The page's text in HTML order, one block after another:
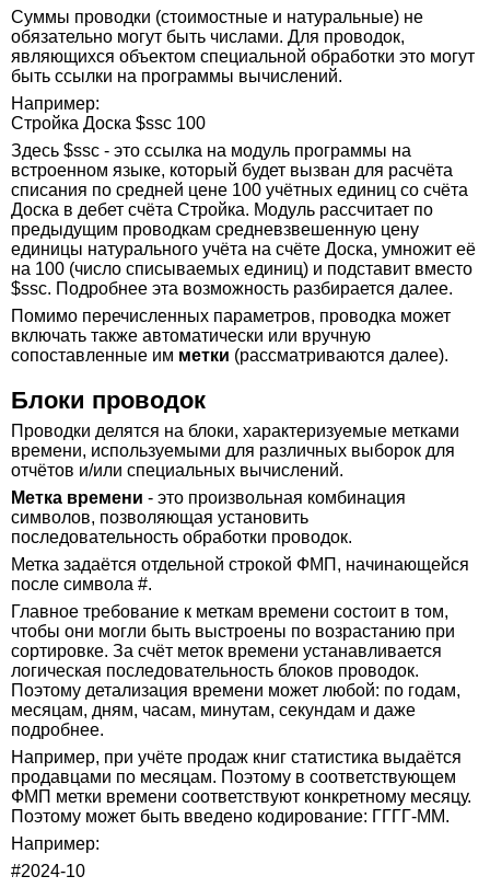
Суммы проводки (стоимостные и натуральные) не
обязательно могут быть числами. Для проводок,
являющихся объектом специальной обработки это могут
быть ссылки на программы вычислений.
Например:
Стройка Доска $ssc 100
Здесь $ssc - это ссылка на модуль программы на
встроенном языке, который будет вызван для расчёта
списания по средней цене 100 учётных единиц со счёта
Доска в дебет счёта Стройка. Модуль рассчитает по
предыдущим проводкам средневзвешенную цену
единицы натурального учёта на счёте Доска, умножит её
на 100 (число списываемых единиц) и подставит вместо
$ssc. Подробнее эта возможность разбирается далее.
Помимо перечисленных параметров, проводка может
включать также автоматически или вручную
сопоставленные им метки (рассматриваются далее).
Блоки проводок
Проводки делятся на блоки, характеризуемые метками
времени, используемыми для различных выборок для
отчётов и/или специальных вычислений.
Метка времени - это произвольная комбинация
символов, позволяющая установить
последовательность обработки проводок.
Метка задаётся отдельной строкой ФМП, начинающейся
после символа #.
Главное требование к меткам времени состоит в том,
чтобы они могли быть выстроены по возрастанию при
сортировке. За счёт меток времени устанавливается
логическая последовательность блоков проводок.
Поэтому детализация времени может любой: по годам,
месяцам, дням, часам, минутам, секундам и даже
подробнее.
Например, при учёте продаж книг статистика выдаётся
продавцами по месяцам. Поэтому в соответствующем
ФМП метки времени соответствуют конкретному месяцу.
Поэтому может быть введено кодирование: ГГГГ-ММ.
Например:
#2024-10